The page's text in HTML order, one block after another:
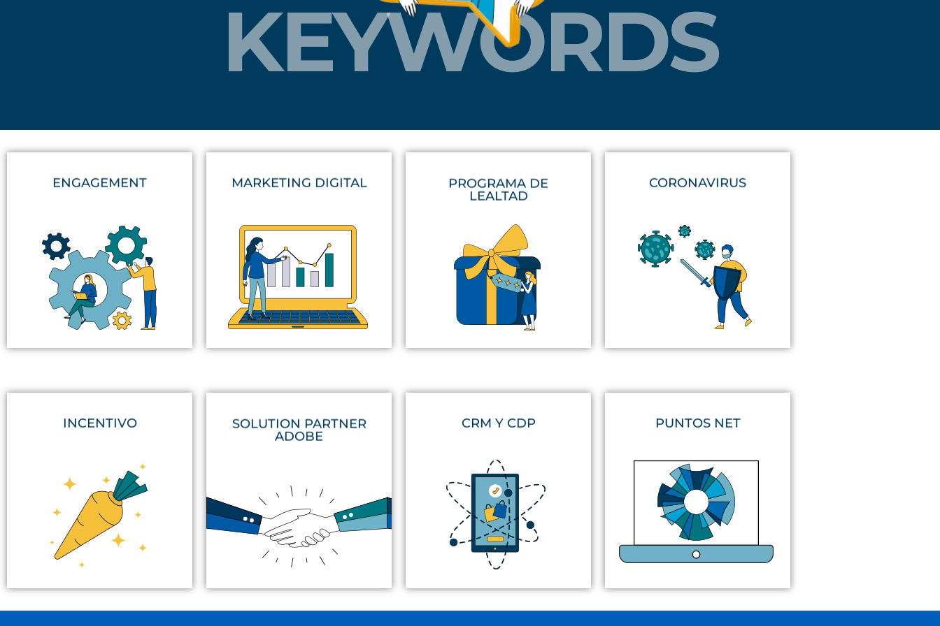
KEYWORDS
ENGAGEMENT
Ese término tan difícil de
traducir a español. Es lealtad,
es compromiso, es ROI, es
aportar por relaciones
duraderas. También es aquello
que Puntos Net quiere generar
MARKETING DIGITAL
Aquello que todas las agencias
dicen que hacen en este siglo.
También es el uso de la
tecnología aplicada a
herramientas que sirven para
que tus productos y servicios
PROGRAMA DE
LEALTAD
En mercados altamente
competidos, la lealtad de tus
clientes es tu diferencial.
Mismo ocurre con tu canal de
distribución.
CORONAVIRUS
Ese hito histórico que (casi)
todos queremos borrar de
nuestras mentes. También es la
pandemia que nos ha permitido
reinventar nuestros negocios y
INCENTIVO
Es la zanahoria correcta que
nos permite modificar a
nuestro favor la conducta de
nuestro vendedor, distribuidor
o mayorista. Ojo, que no se nos
SOLUTION PARTNER
ADOBE
No, no se trata de estar
certificados en hacer pdf’s o
utilizar Photoshop… significa
que implementamos
CRM Y CDP
Aquellos términos que muchos
usamos y no todos sabemos
qué significan. Realmente un
CDP (Customer Data Platform)
es la evolución de un CRM,
identificado a cada cliente con
una clave únicadentro de todo
PUNTOS NET
Es un corazón, mitad
marketing, mitadtecnología
y 100% pasión.